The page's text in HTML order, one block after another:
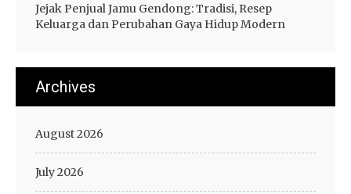
Jejak Penjual Jamu Gendong: Tradisi, Resep
Keluarga dan Perubahan Gaya Hidup Modern
Archives
August 2026
July 2026